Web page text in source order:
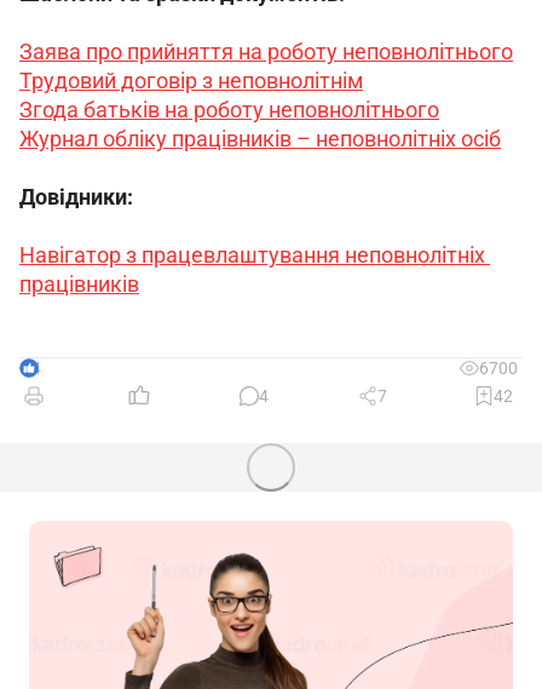
Заява про прийняття на роботу неповнолітнього
Трудовий договір з неповнолітнім
Згода батьків на роботу неповнолітнього
Журнал обліку працівників – неповнолітніх осіб
Довідники:
Навігатор з працевлаштування неповнолітніх
працівників
4
6700
4
7 42